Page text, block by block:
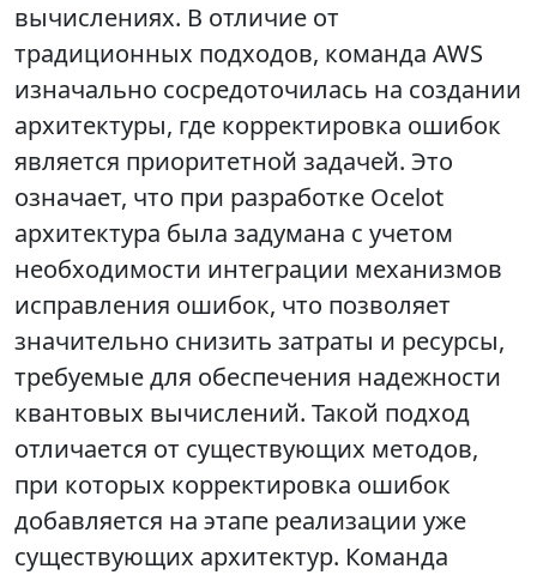
вычислениях. В отличие от
традиционных подходов, команда AWS
изначально сосредоточилась на создании
архитектуры, где корректировка ошибок
является приоритетной задачей. Это
означает, что при разработке Ocelot
архитектура была задумана с учетом
необходимости интеграции механизмов
исправления ошибок, что позволяет
значительно снизить затраты и ресурсы,
требуемые для обеспечения надежности
квантовых вычислений. Такой подход
отличается от существующих методов,
при которых корректировка ошибок
добавляется на этапе реализации уже
существующих архитектур. Команда